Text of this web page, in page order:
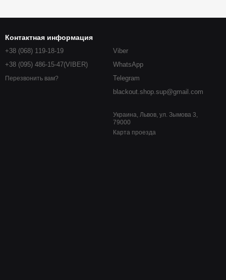
Контактная информация
+38 (068) 119-18-19
+38 (095) 486-15-47(VIBER)
Перезвонить вам?
Viber
WhatsApp
Telegram
blackout.shop.sup@gmail.com
Украина, Львов, ул. Зымова 3,
79000
Карта проезда